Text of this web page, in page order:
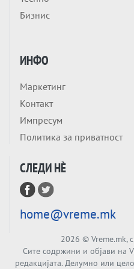
Тема
Бизнис
ИНФО
Маркетинг
Контакт
Импресум
Политика за приватност
СЛЕДИ НÈ
home@vreme.mk
2026 © Vreme.mk,
Сите содржини и објави на
редакцијата. Делумно или